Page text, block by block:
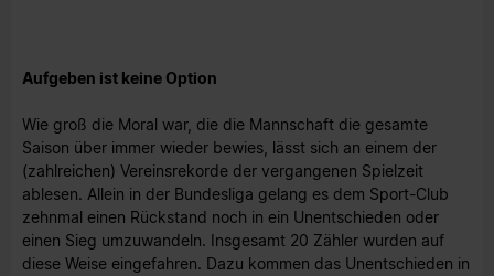
Aufgeben ist keine Option
Wie groß die Moral war, die die Mannschaft die gesamte
Saison über immer wieder bewies, lässt sich an einem der
(zahlreichen) Vereinsrekorde der vergangenen Spielzeit
ablesen. Allein in der Bundesliga gelang es dem Sport-Club
zehnmal einen Rückstand noch in ein Unentschieden oder
einen Sieg umzuwandeln. Insgesamt 20 Zähler wurden auf
diese Weise eingefahren. Dazu kommen das Unentschieden in